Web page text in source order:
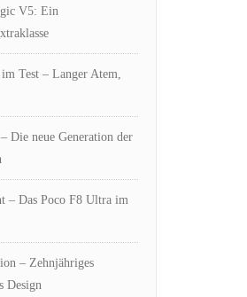
V5: Ein
Test – Langer Atem,
Die neue Generation der
– Das Poco F8 Ultra im
– Zehnjähriges
Design